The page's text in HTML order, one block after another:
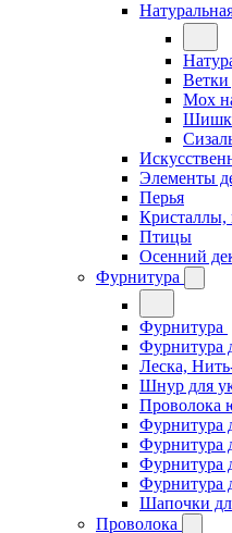
Ветки
Мох
Элементы
Перья
Кристаллы,
Птицы
Осенний
Фурнитура
Фурнитура
Фурнитура
Леска,
Шнур для
Проволока
Фурнитура
Фурнитура
Фурнитура
Фурнитура
Шапочки
Проволока